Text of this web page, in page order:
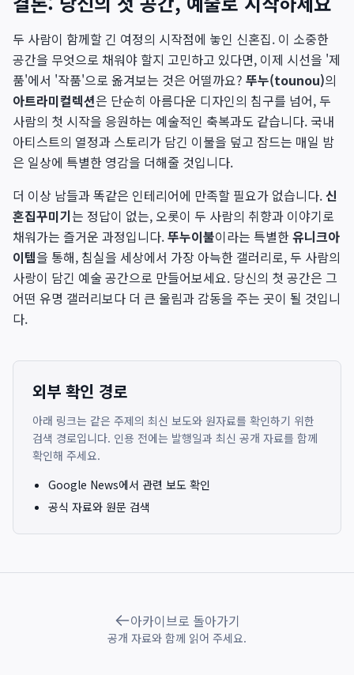
두 사람이 함께할 긴 여정의 시작점에 놓인 신혼집. 이 소중한
공간을 무엇으로 채워야 할지 고민하고 있다면, 이제 시선을 '제
품'에서 '작품'으로 옮겨보는 것은 어떨까요? 뚜누(tounou)의
아트라미컬렉션은 단순히 아름다운 디자인의 침구를 넘어, 두
사람의 첫 시작을 응원하는 예술적인 축복과도 같습니다. 국내
아티스트의 열정과 스토리가 담긴 이불을 덮고 잠드는 매일 밤
은 일상에 특별한 영감을 더해줄 것입니다.
더 이상 남들과 똑같은 인테리어에 만족할 필요가 없습니다.신
혼집꾸미기는 정답이 없는, 오롯이 두 사람의 취향과 이야기로
채워가는 즐거운 과정입니다.뚜누이불이라는 특별한유니크아
이템을 통해, 침실을 세상에서 가장 아늑한 갤러리로, 두 사람의
사랑이 담긴 예술 공간으로 만들어보세요. 당신의 첫 공간은 그
어떤 유명 갤러리보다 더 큰 울림과 감동을 주는 곳이 될 것입니
다.
외부 확인 경로
아래 링크는 같은 주제의 최신 보도와 원자료를 확인하기 위한
검색 경로입니다. 인용 전에는 발행일과 최신 공개 자료를 함께
확인해 주세요.
Google News에서 관련 보도 확인
공식 자료와 원문 검색
아카이브로 돌아가기
공개 자료와 함께 읽어 주세요.